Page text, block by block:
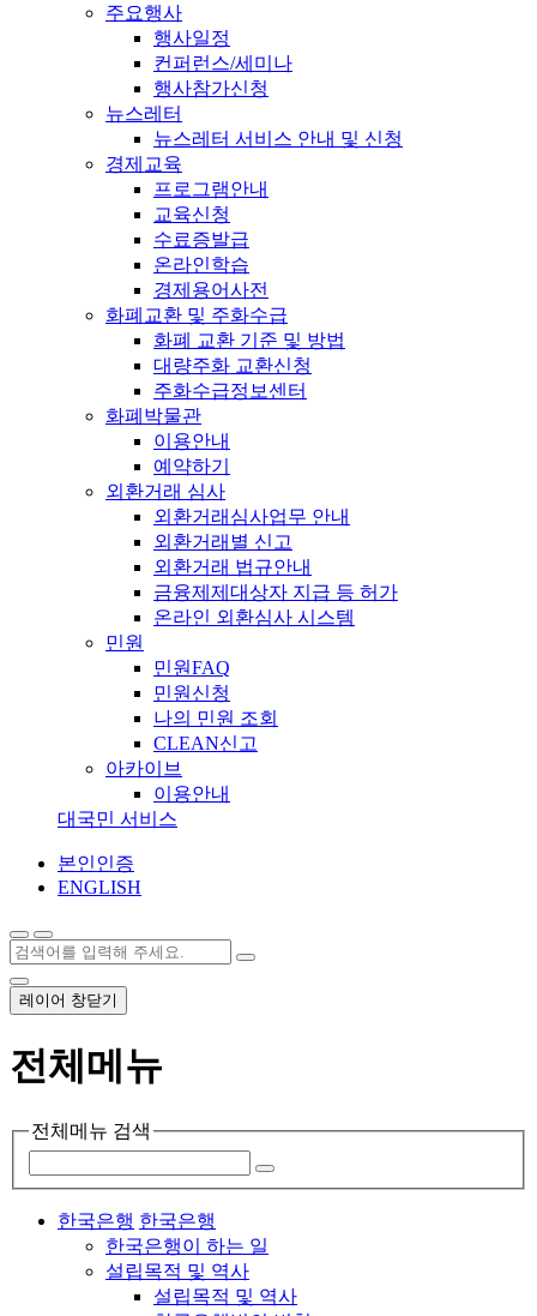
주요행사
행사일정
컨퍼런스/세미나
행사참가신청
뉴스레터
뉴스레터 서비스 안내 및 신청
경제교육
프로그램안내
교육신청
수료증발급
온라인학습
경제용어사전
화폐교환 및 주화수급
화폐 교환 기준 및 방법
대량주화 교환신청
주화수급정보센터
화폐박물관
이용안내
예약하기
외환거래 심사
외환거래심사업무 안내
외환거래별 신고
외환거래 법규안내
금융제제대상자 지급 등 허가
온라인 외환심사 시스템
민원
민원FAQ
민원신청
나의 민원 조회
CLEAN신고
아카이브
이용안내
대국민 서비스
본인인증
ENGLISH
레이어 창닫기
전체메뉴
전체메뉴 검색
한국은행 한국은행
한국은행이 하는 일
설립목적 및 역사
설립목적 및 역사